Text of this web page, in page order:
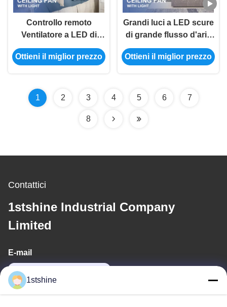
Controllo remoto
Ventilatore a LED di
soffitto moderno
camera da letto interna
Ottieni il miglior prezzo
Grandi luci a LED scure
di grande flusso d'aria
ventilatori di soffitto
moderni con luci a led 7
Ottieni il miglior prezzo
1 2 3 4 5 6 7
8
Contattici
1stshine Industrial Company
Limited
E-mail
1stshine